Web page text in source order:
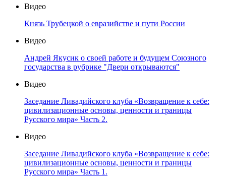
Видео
Князь Трубецкой о евразийстве и пути России
Видео
Андрей Якусик о своей работе и будущем Союзного
государства в рубрике "Двери открываются"
Видео
Заседание Ливадийского клуба «Возвращение к себе:
цивилизационные основы, ценности и границы
Русского мира» Часть 2.
Видео
Заседание Ливадийского клуба «Возвращение к себе:
цивилизационные основы, ценности и границы
Русского мира» Часть 1.